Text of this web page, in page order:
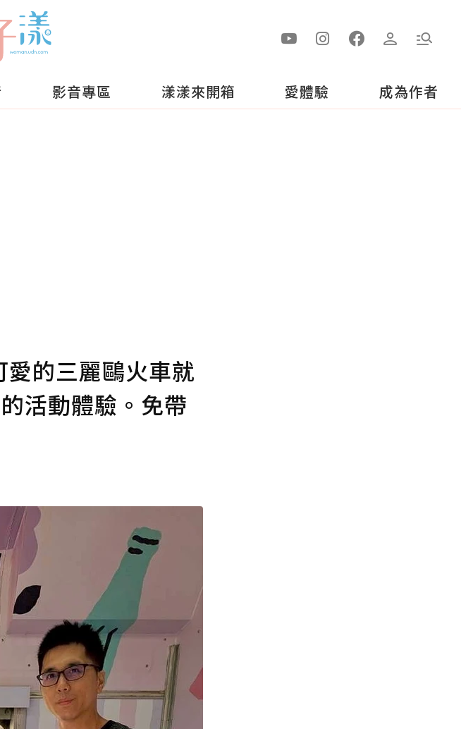
影音專區 漾漾來開箱 愛體驗 成為作者
的三麗鷗火車就
活動體驗。免帶